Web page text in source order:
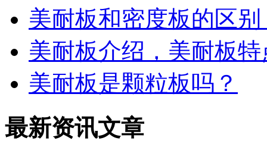
美耐板和密度板的区别
美耐板介绍，美耐板特
美耐板是颗粒板吗？
最新资讯文章